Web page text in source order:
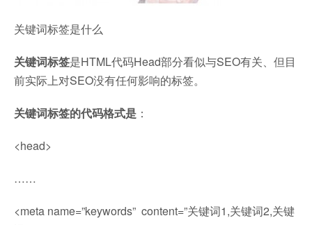
关键词标签是什么
关键词标签是HTML代码Head部分看似与SEO有关、但目
前实际上对SEO没有任何影响的标签。
关键词标签的代码格式是 ：
<head>
……
<meta name=”keywords” content=”关键词1,关键词2,关键